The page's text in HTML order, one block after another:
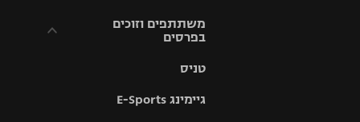
משתתפים וזוכים
בפרסים
וזוכים בפרסים
טניס
גיימינג E-Sports